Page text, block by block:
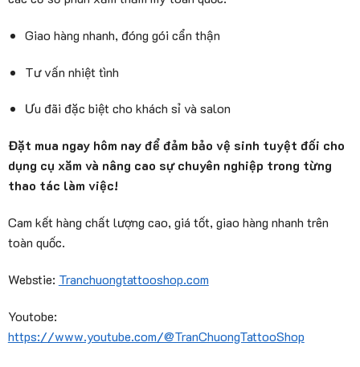
Giao hàng nhanh, đóng gói cẩn thận
Tư vấn nhiệt tình
Ưu đãi đặc biệt cho khách sỉ và salon
Đặt mua ngay hôm nay để đảm bảo vệ sinh tuyệt đối cho
dụng cụ xăm và nâng cao sự chuyên nghiệp trong từng
thao tác làm việc!
Cam kết hàng chất lượng cao, giá tốt, giao hàng nhanh trên
toàn quốc.
Webstie: Tranchuongtattooshop.com
Youtobe:
https://www.youtube.com/@TranChuongTattooShop